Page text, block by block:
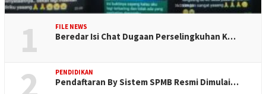
1 FILE NEWS
Beredar Isi Chat Dugaan Perselingkuhan K…
2 PENDIDIKAN
Pendaftaran By Sistem SPMB Resmi Dimulai…